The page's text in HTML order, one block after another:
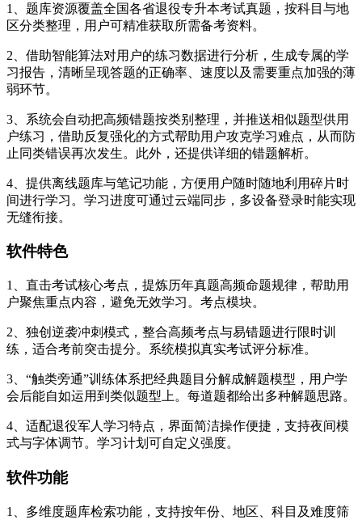
1、题库资源覆盖全国各省退役专升本考试真题，按科目与地
区分类整理，用户可精准获取所需备考资料。
2、借助智能算法对用户的练习数据进行分析，生成专属的学
习报告，清晰呈现答题的正确率、速度以及需要重点加强的薄
弱环节。
3、系统会自动把高频错题按类别整理，并推送相似题型供用
户练习，借助反复强化的方式帮助用户攻克学习难点，从而防
止同类错误再次发生。此外，还提供详细的错题解析。
4、提供离线题库与笔记功能，方便用户随时随地利用碎片时
间进行学习。学习进度可通过云端同步，多设备登录时能实现
无缝衔接。
软件特色
1、直击考试核心考点，提炼历年真题高频命题规律，帮助用
户聚焦重点内容，避免无效学习。考点模块。
2、独创逆袭冲刺模式，整合高频考点与易错题进行限时训
练，适合考前突击提分。系统模拟真实考试评分标准。
3、“触类旁通”训练体系把经典题目分解成解题模型，用户学
会后能自如运用到类似题型上。每道题都给出多种解题思路。
4、适配退役军人学习特点，界面简洁操作便捷，支持夜间模
式与字体调节。学习计划可自定义强度。
软件功能
1、多维度题库检索功能，支持按年份、地区、科目及难度筛